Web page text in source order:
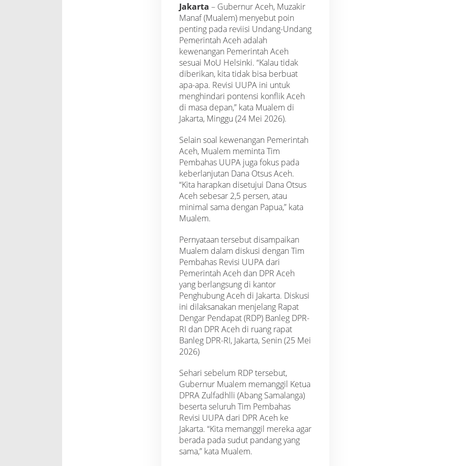
Jakarta – Gubernur Aceh, Muzakir
Manaf (Mualem) menyebut poin
penting pada reviisi Undang-Undang
Pemerintah Aceh adalah
kewenangan Pemerintah Aceh
sesuai MoU Helsinki. “Kalau tidak
diberikan, kita tidak bisa berbuat
apa-apa. Revisi UUPA ini untuk
menghindari pontensi konflik Aceh
di masa depan,” kata Mualem di
Jakarta, Minggu (24 Mei 2026).
Selain soal kewenangan Pemerintah
Aceh, Mualem meminta Tim
Pembahas UUPA juga fokus pada
keberlanjutan Dana Otsus Aceh.
“Kita harapkan disetujui Dana Otsus
Aceh sebesar 2,5 persen, atau
minimal sama dengan Papua,” kata
Mualem.
Pernyataan tersebut disampaikan
Mualem dalam diskusi dengan Tim
Pembahas Revisi UUPA dari
Pemerintah Aceh dan DPR Aceh
yang berlangsung di kantor
Penghubung Aceh di Jakarta. Diskusi
ini dilaksanakan menjelang Rapat
Dengar Pendapat (RDP) Banleg DPR-
RI dan DPR Aceh di ruang rapat
Banleg DPR-RI, Jakarta, Senin (25 Mei
2026)
Sehari sebelum RDP tersebut,
Gubernur Mualem memanggil Ketua
DPRA Zulfadhlli (Abang Samalanga)
beserta seluruh Tim Pembahas
Revisi UUPA dari DPR Aceh ke
Jakarta. “Kita memanggil mereka agar
berada pada sudut pandang yang
sama,” kata Mualem.